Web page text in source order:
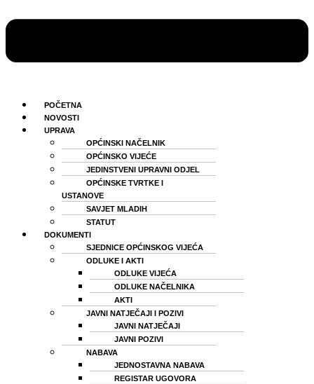
POČETNA
NOVOSTI
UPRAVA
OPĆINSKI NAČELNIK
OPĆINSKO VIJEĆE
JEDINSTVENI UPRAVNI ODJEL
OPĆINSKE TVRTKE I
USTANOVE
SAVJET MLADIH
STATUT
DOKUMENTI
SJEDNICE OPĆINSKOG VIJEĆA
ODLUKE I AKTI
ODLUKE VIJEĆA
ODLUKE NAČELNIKA
AKTI
JAVNI NATJEČAJI I POZIVI
JAVNI NATJEČAJI
JAVNI POZIVI
NABAVA
JEDNOSTAVNA NABAVA
REGISTAR UGOVORA